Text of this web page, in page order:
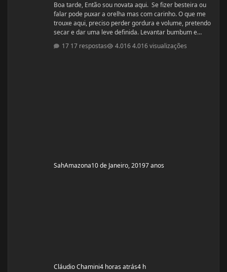
Boa tarde, Então sou novata aqui. Se fizer besteira ou
falar pode puxar a orelha mas com carinho. O que me
trouxe aqui, preciso perder gordura e volume, pretendo
secar e dar uma leve definida. Levantar bumbum e
secar barriguinha, ganha forma nas pernas, costas e
braços, mas nada muito musculoso ou a ponto de
17 respostas 4.016 visualizações
SahAmazona10 de Janeiro, 20197 anos
Cláudio Chamini4 horas atrás4 h